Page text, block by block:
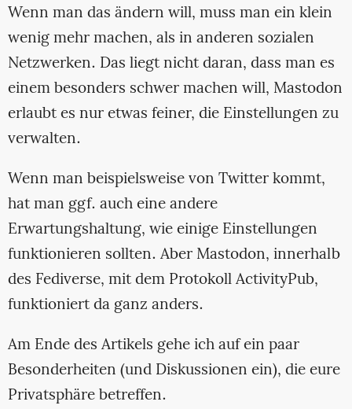
Wenn man das ändern will, muss man ein klein
wenig mehr machen, als in anderen sozialen
Netzwerken. Das liegt nicht daran, dass man es
einem besonders schwer machen will, Mastodon
erlaubt es nur etwas feiner, die Einstellungen zu
verwalten.
Wenn man beispielsweise von Twitter kommt,
hat man ggf. auch eine andere
Erwartungshaltung, wie einige Einstellungen
funktionieren sollten. Aber Mastodon, innerhalb
des Fediverse, mit dem Protokoll ActivityPub,
funktioniert da ganz anders.
Am Ende des Artikels gehe ich auf ein paar
Besonderheiten (und Diskussionen ein), die eure
Privatsphäre betreffen.